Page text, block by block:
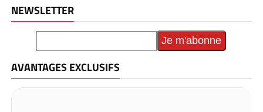
NEWSLETTER
AVANTAGES EXCLUSIFS